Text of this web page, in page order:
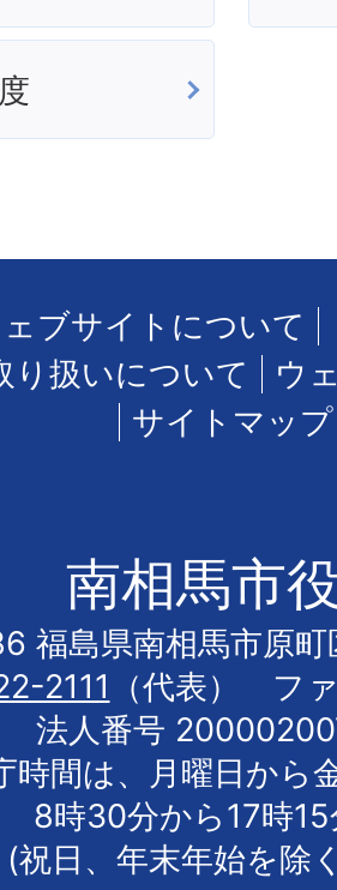
ブサイトについて
り扱いについて
ウ
サイトマップ
南相馬市
福島県南相馬市原町
2111
（代表） フ
法人番号
時間は、月曜日から
8時30分から17時
(祝日、年末年始を除